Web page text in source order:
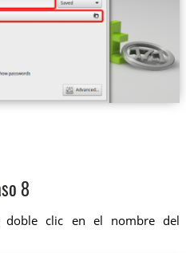
8
doble clic en el nombre del